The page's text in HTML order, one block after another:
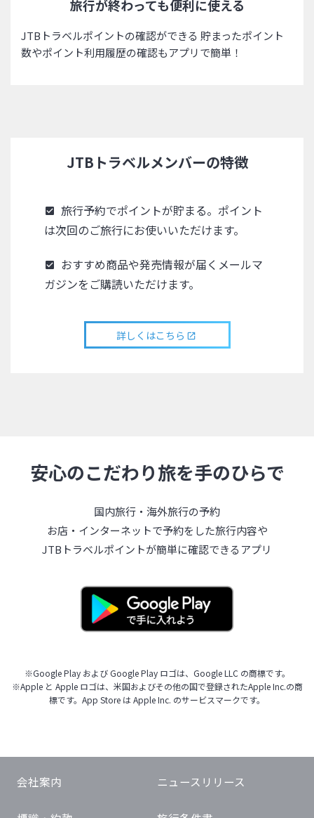
旅行が終わっても便利に使える
JTBトラベルポイントの確認ができる 貯まったポイント
数やポイント利用履歴の確認もアプリで簡単！
JTBトラベルメンバーの特徴
旅行予約でポイントが貯まる。ポイント
は次回のご旅行にお使いいただけます。
おすすめ商品や発売情報が届くメールマ
ガジンをご購読いただけます。
詳しくはこちら
安心のこだわり旅を手のひらで
国内旅行・海外旅行の予約
お店・インターネットで予約をした旅行内容や
JTBトラベルポイントが簡単に確認できるアプリ
※Google Play および Google Play ロゴは、Google LLC の商標です。
※Apple と Apple ロゴは、米国およびその他の国で登録されたApple Inc.の商
標です。App Store は Apple Inc. のサービスマークです。
会社案内 ニュースリリース